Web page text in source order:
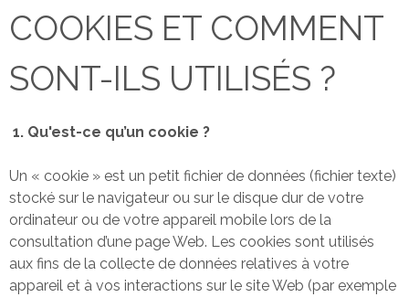
COOKIES ET COMMENT
SONT-ILS UTILISÉS ?
1. Qu'est-ce qu’un cookie ?
Un « cookie » est un petit fichier de données (fichier texte)
stocké sur le navigateur ou sur le disque dur de votre
ordinateur ou de votre appareil mobile lors de la
consultation d’une page Web. Les cookies sont utilisés
aux fins de la collecte de données relatives à votre
appareil et à vos interactions sur le site Web (par exemple